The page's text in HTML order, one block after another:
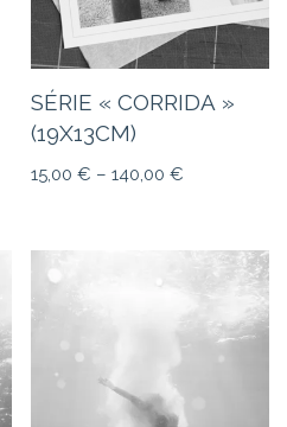
SÉRIE « CORRIDA »
(19X13CM)
15,00€ – 140,00€